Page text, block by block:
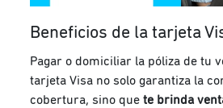
Beneficios de la tarjeta
Pagar o domiciliar la póliza de tu
tarjeta Visa no solo garantiza la
cobertura, sino que te brinda